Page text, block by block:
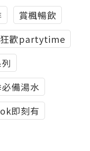
賞楓暢飲
狂歡partytime
備湯水
ok即刻有